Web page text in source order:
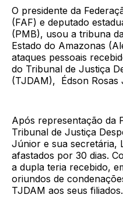
O presidente da
(FAF) e deputado
(PMB), usou a tribuna
Estado do Amazonas
ataques pessoais
do Tribunal de Justiça
(TJDAM), Édson Rosas
Após representação da
Tribunal de Justiça
Júnior e sua secretária,
afastados por 30 dias.
a dupla teria recebido,
oriundos de
TJDAM aos seus filiados.